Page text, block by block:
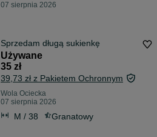
07 sierpnia 2026
Sprzedam długą sukienkę
Używane
35 zł
39,73 zł z Pakietem Ochronnym
Wola Ociecka
07 sierpnia 2026
M / 38 Granatowy